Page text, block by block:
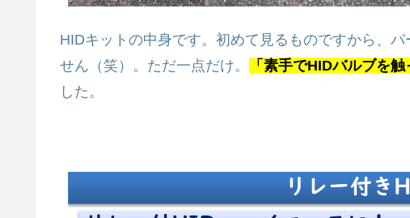
HIDキットの中身です。初めて見るものですから、
せん（笑）。ただ一点だけ。
「素手でHIDバルブを触
した。